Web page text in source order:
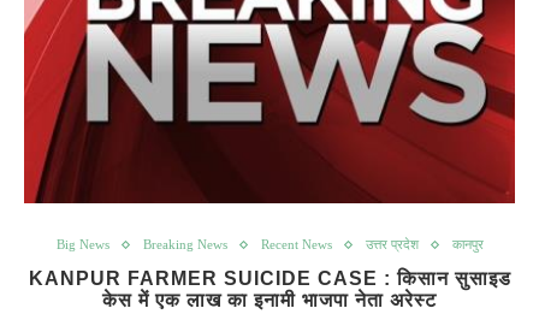
Big News Breaking News Recent News उत्तर प्रदेश कानपुर
KANPUR FARMER SUICIDE CASE : किसान सुसाइड
केस में एक लाख का इनामी भाजपा नेता अरेस्ट